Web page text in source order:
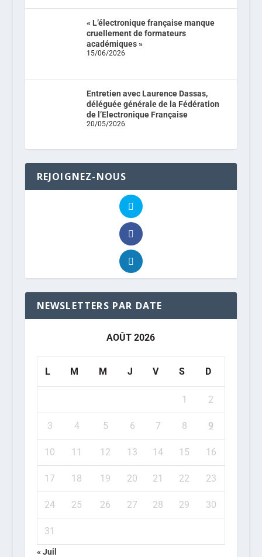
« L’électronique française manque
cruellement de formateurs
académiques »
15/06/2026
Entretien avec Laurence Dassas,
déléguée générale de la Fédération
de l’Electronique Française
20/05/2026
REJOIGNEZ-NOUS
NEWSLETTERS PAR DATE
AOÛT 2026
L M M J V S D
1 2
3 4 5 6 7 8 9
10 11 12 13 14 15 16
17 18 19 20 21 22 23
24 25 26 27 28 29 30
31
« Juil